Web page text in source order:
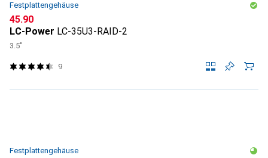
Festplattengehäuse
CHF
45.90
LC-Power LC-35U3-RAID-2
3.5"
9
Festplattengehäuse